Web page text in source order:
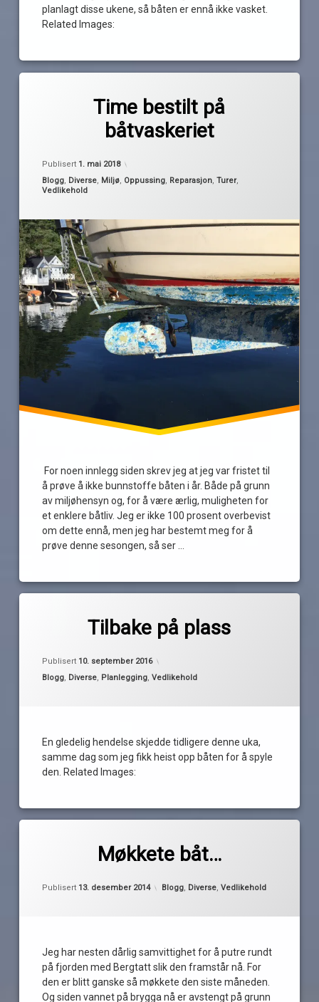
planlagt disse ukene, så båten er ennå ikke vasket.
Related Images:
Time bestilt på
båtvaskeriet
Publisert 1. mai 2018
Kategorier:
Blogg, Diverse, Miljø, Oppussing, Reparasjon,Turer,
Vedlikehold
For noen innlegg siden skrev jeg at jeg var fristet til
å prøve å ikke bunnstoffe båten i år. Både på grunn
av miljøhensyn og, for å være ærlig, muligheten for
et enklere båtliv. Jeg er ikke 100 prosent overbevist
om dette ennå, men jeg har bestemt meg for å
prøve denne sesongen, så ser …
Stavern
We
Låve
Rock
Tilbake på plass
Publisert 10. september 2016
Kategorier:
Blogg, Diverse, Planlegging,Vedlikehold
En gledelig hendelse skjedde tidligere denne uka,
samme dag som jeg fikk heist opp båten for å spyle
den. Related Images:
langsides
lettvint
utrigger
vann
Møkkete båt…
Publisert 13. desember 2014
Oppdatert 11. desember 2014
Kategorier:
Blogg, Diverse,Vedlikehold
Jeg har nesten dårlig samvittighet for å putre rundt
på fjorden med Bergtatt slik den framstår nå. For
den er blitt ganske så møkkete den siste måneden.
Og siden vannet på brygga nå er avstengt på grunn
møkk